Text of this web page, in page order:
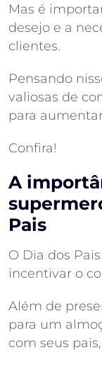
Mas é
desejo e a
clientes.
Pensando
valiosas de
para
Confira!
A
Pais
O Dia dos
incentivar o
Além de
para um
com seus